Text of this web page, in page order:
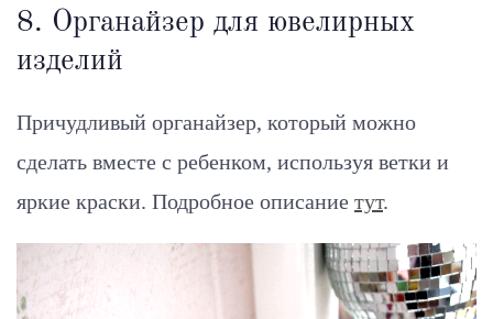
8. Органайзер для ювелирных
изделий
Причудливый органайзер, который можно
сделать вместе с ребенком, используя ветки и
яркие краски. Подробное описание тут.